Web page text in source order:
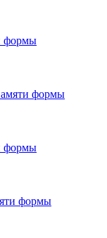
формы
формы
формы
формы